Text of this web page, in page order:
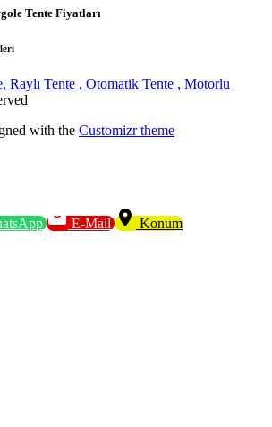
Tente Fiyatları
Raylı Tente , Otomatik Tente , Motorlu
with the Customizr theme
E-Mail Konum